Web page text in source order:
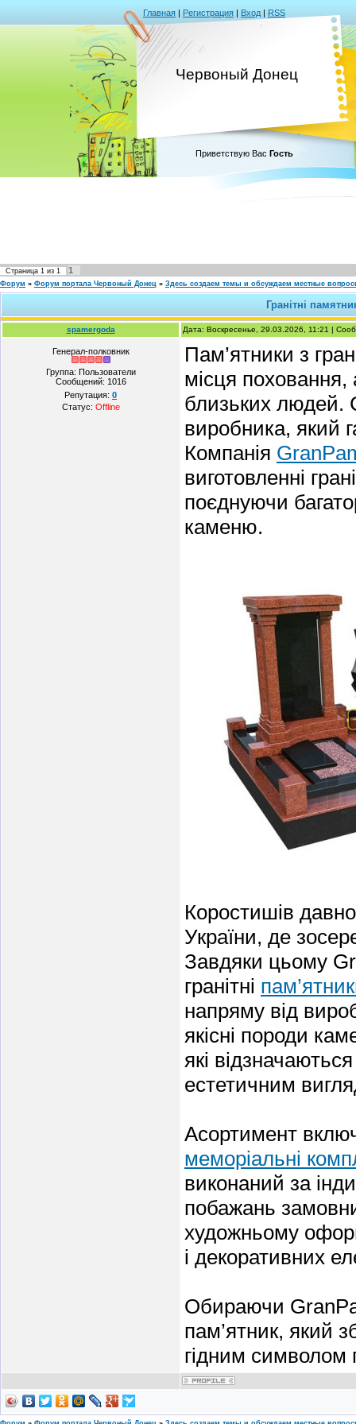
Главная | Регистрация | Вход | RSS
Червоный Донец
Приветствую Вас Гость
Страница 1 из 1 1
Форум » Форум портала Червоный Донец » Здесь создаем темы и обсуждаем местные
Гранітні
spamergoda Дата: Воскресенье, 29.03.2026, 11:21 |
Генерал-полковник
Группа: Пользователи
Сообщений: 1016
Репутация: 0
Статус: Offline
Пам’ятники з
місця
близьких людей.
виробника, який
Компанія
виготовленні
поєднуючи
каменю.
Коростишів
України, де
Завдяки цьому
гранітні
напряму від
якісні породи
які
естетичним
Асортимент
меморіальні
виконаний за
побажань
художньому
і декоративних
Обираючи
пам’ятник, який
гідним символом